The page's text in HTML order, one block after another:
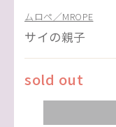
ムロペ／MROPE
サイの親子
sold out